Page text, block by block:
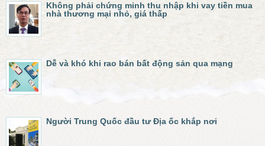
Không phải chứng minh thu nhập khi vay tiền mua
nhà thương mại nhỏ, giá thấp
Dễ và khó khi rao bán bất động sản qua mạng
Người Trung Quốc đầu tư Địa ốc khắp nơi